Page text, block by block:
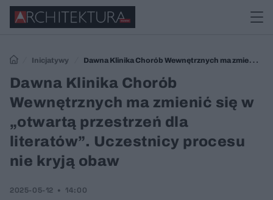
Inicjatywy
Dawna Klinika Chorób Wewnętrznych ma zmienić
się w „otwartą przestrzeń dla literatów”. Uczestnicy procesu nie kryją
Dawna Klinika Chorób
Wewnętrznych ma zmienić się w
„otwartą przestrzeń dla
literatów”. Uczestnicy procesu
nie kryją obaw
2025-05-12 14:00